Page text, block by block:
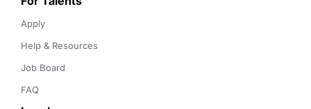
Apply
Help & Resources
Job Board
FAQ